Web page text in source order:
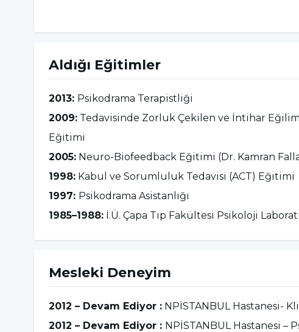
2004–2009 yılları arasında SkyTürk TV’de
2012–2013 öğretim yılından bu yana Üsküdar
Psikoterapileri” Klinik psikoloji yüksek lisans
yüksek Lisans öğrencilerine de “ Psikodrama”
Üsküdar Üniversitesi ve T.C. Aile ve Sosyal
Projesi kapsamında “Sebatkârlık” modülünde görev
2021 yılında Üsküdar Üniversitesi Sosyal Bilimler
tamamlamış, “Panik bozuklukta solunum
kantitatif elektroensefalogram parametreleri
2012 yılından itibaren NPİSTANBUL
görev yapmakta olup bireysel ve grup terapilerine
Aldığı Eğitimler
2013: Psikodrama Terapistliği
2009: Tedavisinde Zorluk Çekilen ve İntihar
Eğitimi
2005: Neuro-Biofeedback Eğitimi (Dr. Kamran
1998: Kabul ve Sorumluluk Tedavisi (ACT) Eğitimi
1997: Psikodrama Asistanlığı
1985–1988: İ.Ü. Çapa Tıp Fakültesi Psikoloji
Mesleki Deneyim
2012 – Devam Ediyor : NPİSTANBUL Hastanesi-
2012 – Devam Ediyor : NPİSTANBUL Hastanesi